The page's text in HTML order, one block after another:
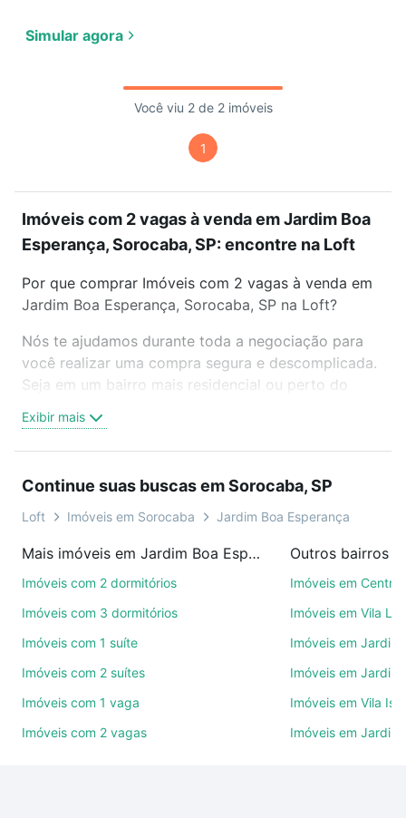
Simular agora
Você viu 2 de 2 imóveis
1
Imóveis com 2 vagas à venda em Jardim Boa
Esperança, Sorocaba, SP: encontre na Loft
Por que comprar Imóveis com 2 vagas à venda em
Jardim Boa Esperança, Sorocaba, SP na Loft?
Nós te ajudamos durante toda a negociação para
você realizar uma compra segura e descomplicada.
Seja em um bairro mais residencial ou perto do
oferta ideal de Imóveis com 2 vagas à venda em
Jardim Boa Esperança, Sorocaba, SP para
ou por videochamada, é grátis, sem compromisso e
você ainda conta com mais de 46 mil corretores e
de imóveis.
ruas, bairros e até condomínios favoritos. Você
também pode usar os filtros como quantidade de
quartos, suítes, com ou sem vaga de garagem para
comodidades, como piscina, academia, salão de
Exibir mais
Continue suas buscas em Sorocaba, SP
Loft Imóveis em Sorocaba Jardim Boa Esperança
Mais imóveis em Jardim Boa Esperança
Imóveis com 2 dormitórios
Imóveis com 3 dormitórios
Imóveis com 1 suíte
Imóveis com 2 suítes
Imóveis com 1 vaga
Imóveis com 2 vagas
Outros bairros
Imóveis em Centro
Imóveis em Vila
Imóveis em Jardim
Imóveis em Jardim
Imóveis em Vila
Imóveis em Jardim